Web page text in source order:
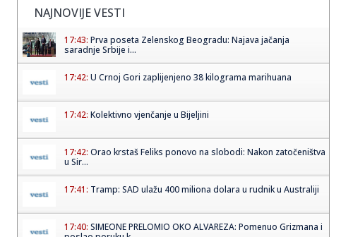
NAJNOVIJE VESTI
17:43: Prva poseta Zelenskog Beogradu: Najava jačanja
saradnje Srbije i...
17:42: U Crnoj Gori zaplijenjeno 38 kilograma marihuana
17:42: Kolektivno vjenčanje u Bijeljini
17:42: Orao krstaš Feliks ponovo na slobodi: Nakon zatočeništva
u Sir...
17:41: Tramp: SAD ulažu 400 miliona dolara u rudnik u Australiji
17:40: SIMEONE PRELOMIO OKO ALVAREZA: Pomenuo Grizmana i